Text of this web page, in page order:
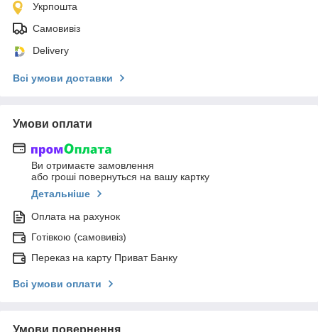
Укрпошта
Самовивіз
Delivery
Всі умови доставки
Умови оплати
Ви отримаєте замовлення
або гроші повернуться на вашу картку
Детальніше
Оплата на рахунок
Готівкою (самовивіз)
Переказ на карту Приват Банку
Всі умови оплати
Умови повернення